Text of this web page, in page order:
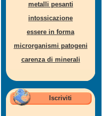
metalli pesanti
intossicazione
essere in forma
microrganismi patogeni
carenza di minerali
Iscriviti